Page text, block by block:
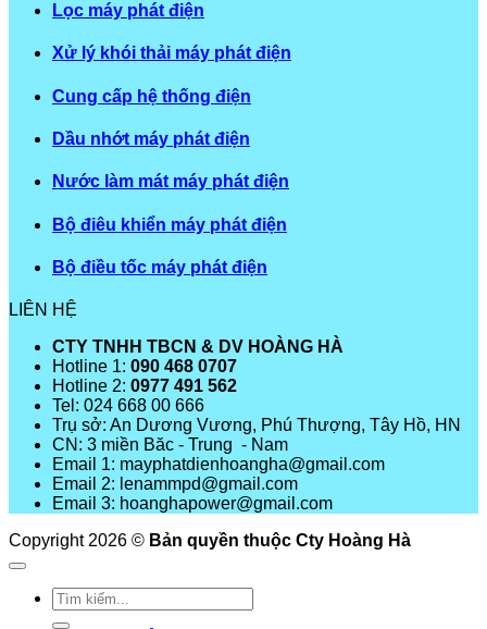
Lọc máy phát điện
Xử lý khói thải máy phát điện
Cung cấp hệ thống điện
Dầu nhớt máy phát điện
Nước làm mát máy phát điện
Bộ điêu khiển máy phát điện
Bộ điều tốc máy phát điện
LIÊN HỆ
CTY TNHH TBCN & DV HOÀNG HÀ
Hotline 1: 090 468 0707
Hotline 2: 0977 491 562
Tel: 024 668 00 666
Trụ sở: An Dương Vương, Phú Thượng, Tây Hồ, HN
CN: 3 miền Băc - Trung - Nam
Email 1: mayphatdienhoangha@gmail.com
Email 2: lenammpd@gmail.com
Email 3: hoanghapower@gmail.com
Copyright 2026 © Bản quyền thuộc Cty Hoàng Hà
Tìm
kiếm: